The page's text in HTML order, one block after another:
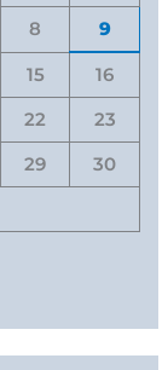
8 9
15 16
22 23
29 30